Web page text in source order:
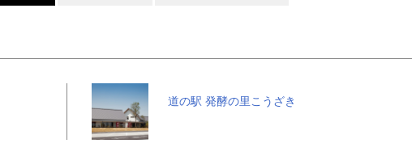
道の駅 発酵の里こうざき